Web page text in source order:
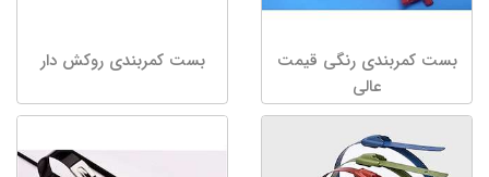
بست کمربندی رنگی قیمت
عالی
بست کمربندی روکش دار